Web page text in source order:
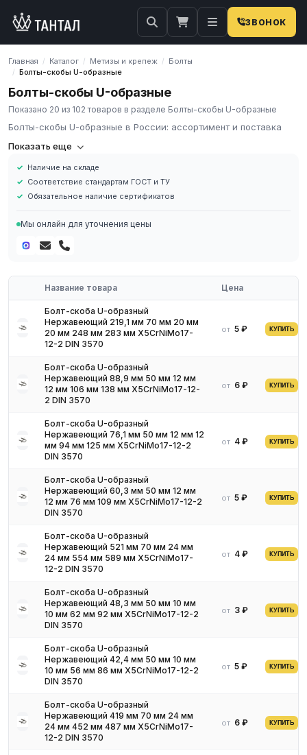
ЗВОНОК
Главная / Каталог / Метизы и крепеж / Болты
/ Болты-скобы U-образные
Болты-скобы U-образные
Показано 20 из 102 товаров в разделе Болты-скобы U-образные
Болты-скобы U-образные в России: ассортимент и поставка
Компания «Тантал» предлагает Болты-скобы U-образные в
металлопроката и промышленных материалов по всей России.
В нашем каталоге представлен широкий ассортимент Болты-
скобы U-образные различных марок, размеров и типов. Все
сертификаты качества.
Наличие на складе в России
Обязательное наличие сертификатов
Доставка по региону
Для получения актуальных цен и наличия на складе свяжитесь
с нашими менеджерами. Мы предложим оптимальные условия
поставки и доставки.
Показать еще
Наличие на складе
Соответствие стандартам ГОСТ и ТУ
Обязательное наличие сертификатов
Мы онлайн для уточнения цены
Название товара Цена
Болт-скоба U-образный
Нержавеющий 219,1 мм 70 мм 20 мм
20 мм 248 мм 283 мм X5CrNiMo17-
12-2 DIN 3570
от 5 ₽ КУПИТЬ
Болт-скоба U-образный
Нержавеющий 88,9 мм 50 мм 12 мм
12 мм 106 мм 138 мм X5CrNiMo17-12-
2 DIN 3570
от 6 ₽ КУПИТЬ
Болт-скоба U-образный
Нержавеющий 76,1 мм 50 мм 12 мм 12
мм 94 мм 125 мм X5CrNiMo17-12-2
DIN 3570
от 4 ₽ КУПИТЬ
Болт-скоба U-образный
Нержавеющий 60,3 мм 50 мм 12 мм
12 мм 76 мм 109 мм X5CrNiMo17-12-2
DIN 3570
от 5 ₽ КУПИТЬ
Болт-скоба U-образный
Нержавеющий 521 мм 70 мм 24 мм
24 мм 554 мм 589 мм X5CrNiMo17-
12-2 DIN 3570
от 4 ₽ КУПИТЬ
Болт-скоба U-образный
Нержавеющий 48,3 мм 50 мм 10 мм
10 мм 62 мм 92 мм X5CrNiMo17-12-2
DIN 3570
от 3 ₽ КУПИТЬ
Болт-скоба U-образный
Нержавеющий 42,4 мм 50 мм 10 мм
10 мм 56 мм 86 мм X5CrNiMo17-12-2
DIN 3570
от 5 ₽ КУПИТЬ
Болт-скоба U-образный
Нержавеющий 419 мм 70 мм 24 мм
24 мм 452 мм 487 мм X5CrNiMo17-
12-2 DIN 3570
от 6 ₽ КУПИТЬ